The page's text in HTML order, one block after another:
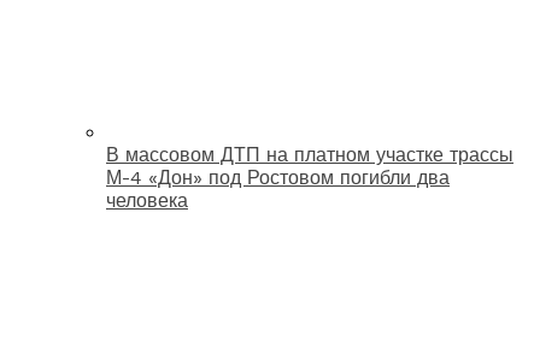
В массовом ДТП на платном участке трассы
М-4 «Дон» под Ростовом погибли два
человека